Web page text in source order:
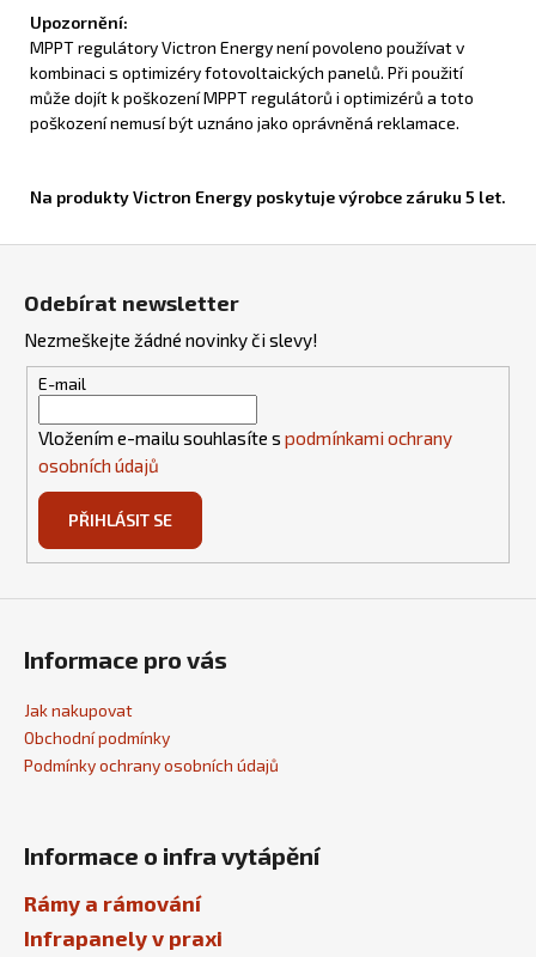
Upozornění:
MPPT regulátory Victron Energy není povoleno používat v
kombinaci s optimizéry fotovoltaických panelů. Při použití
může dojít k poškození MPPT regulátorů i optimizérů a toto
poškození nemusí být uznáno jako oprávněná reklamace.
Na produkty Victron Energy poskytuje výrobce záruku 5 let.
Odebírat newsletter
Nezmeškejte žádné novinky či slevy!
E-mail
Vložením e-mailu souhlasíte s podmínkami ochrany
osobních údajů
PŘIHLÁSIT SE
Informace pro vás
Jak nakupovat
Obchodní podmínky
Podmínky ochrany osobních údajů
Informace o infra vytápění
Rámy a rámování
Infrapanely v praxi